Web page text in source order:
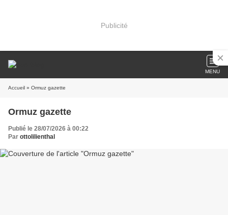
Publicité
MENU
Accueil » Ormuz gazette
Ormuz gazette
Publié le 28/07/2026 à 00:22
Par ottolilienthal